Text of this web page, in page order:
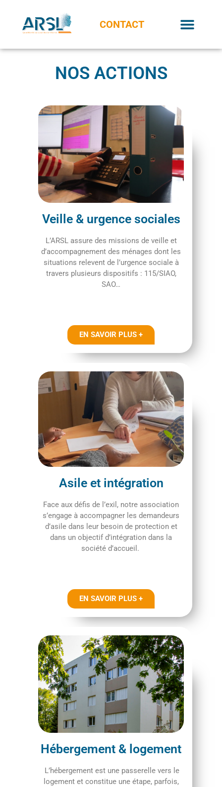
CONTACT
NOS ACTIONS
Veille & urgence sociales
L’ARSL assure des missions de veille et
d’accompagnement des ménages dont les
situations relevent de l’urgence sociale à
travers plusieurs dispositifs : 115/SIAO,
SAO…
EN SAVOIR PLUS +
Asile et intégration
Face aux défis de l’exil, notre association
s’engage à accompagner les demandeurs
d’asile dans leur besoin de protection et
dans un objectif d’intégration dans la
société d’accueil.
EN SAVOIR PLUS +
Hébergement & logement
L’hébergement est une passerelle vers le
logement et constitue une étape, parfois,